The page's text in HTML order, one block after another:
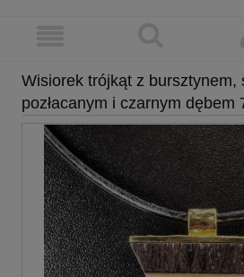
Wisiorek trójkąt z bursztynem,
pozłacanym i czarnym dębem